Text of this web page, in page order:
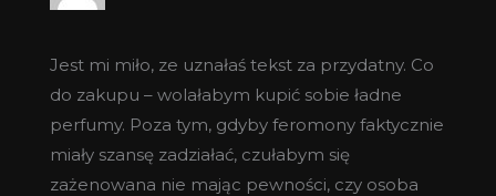
Jest mi miło, ze uznałaś tekst za przydatny. Co
do zakupu – wolałabym kupić sobie ładne
perfumy. Poza tym, gdyby feromony faktycznie
miały szansę zadziałać, czułabym się
zażenowana nie mając pewności, czy osoba